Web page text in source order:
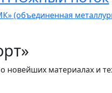
(объединенная
материалах и